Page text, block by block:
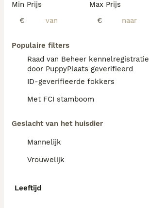
Min Prijs
€
Max Prijs
€
Populaire filters
Raad van Beheer kennelregistratie
door PuppyPlaats geverifieerd
ID-geverifieerde fokkers
Met FCI stamboom
Geslacht van het huisdier
Mannelijk
Vrouwelijk
Leeftijd